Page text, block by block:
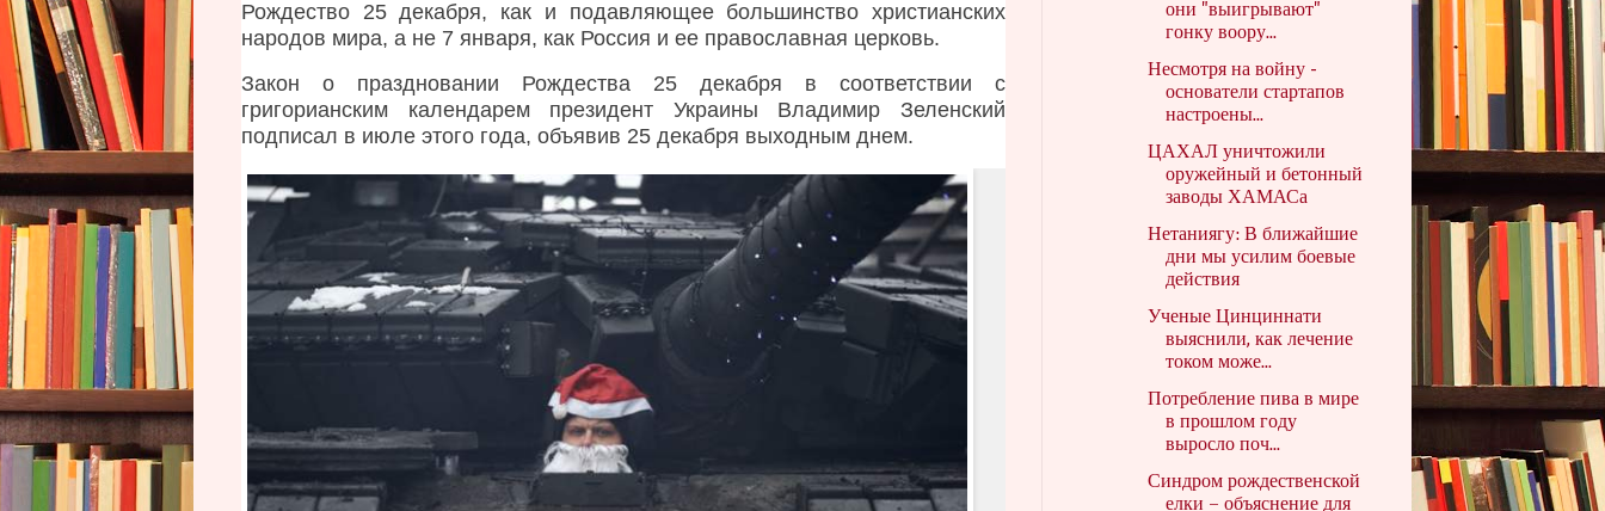
h
a
e
t
o
l
e
p
t
o
n
в
л
н
о
в
3
5
6
Рождество 25 декабря, как и подавляющее большинство христианских
народов мира, а не 7 января, как Россия и ее православная церковь.
Закон о праздновании Рождества 25 декабря в соответствии с
григорианским календарем президент Украины Владимир Зеленский
подписал в июле этого года, объявив 25 декабря выходным днем.
они "выигрывают"
гонку воору...
Несмотря на войну -
основатели стартапов
настроены...
ЦАХАЛ уничтожили
оружейный и бетонный
заводы ХАМАСа
Нетаниягу: В ближайшие
дни мы усилим боевые
действия
Ученые Цинциннати
выяснили, как лечение
током може...
Потребление пива в мире
в прошлом году
выросло поч...
Синдром рождественской
елки – объяснение для